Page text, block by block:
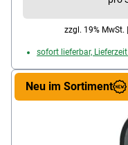
zzgl. 19% MwSt. |
sofort lieferbar,
Neu im Sortiment